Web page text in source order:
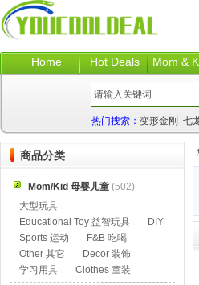
Home Hot Deals Mom &
热门搜索： 变形金刚 七
商品分类
Mom/Kid 母婴儿童 (502)
大型玩具
Educational Toy 益智玩具
DIY
Sports 运动
F&B 吃喝
Other 其它
Decor 装饰
学习用具
Clothes 童装